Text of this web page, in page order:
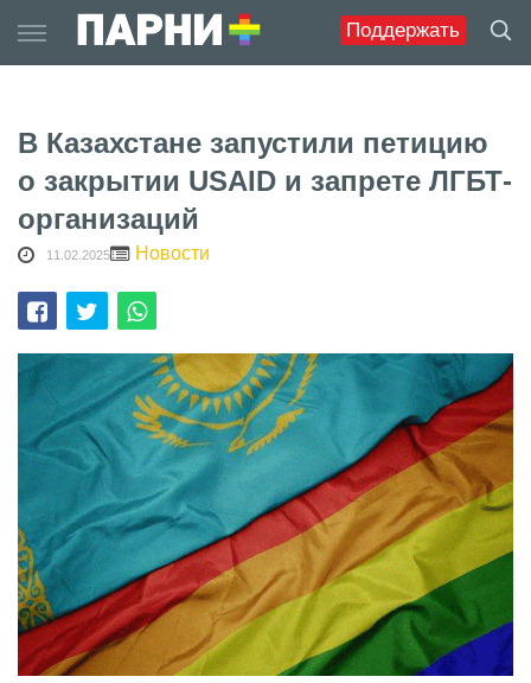
Поддержать
to
content
В Казахстане запустили петицию
о закрытии USAID и запрете ЛГБТ-
организаций
11.02.2025 Новости